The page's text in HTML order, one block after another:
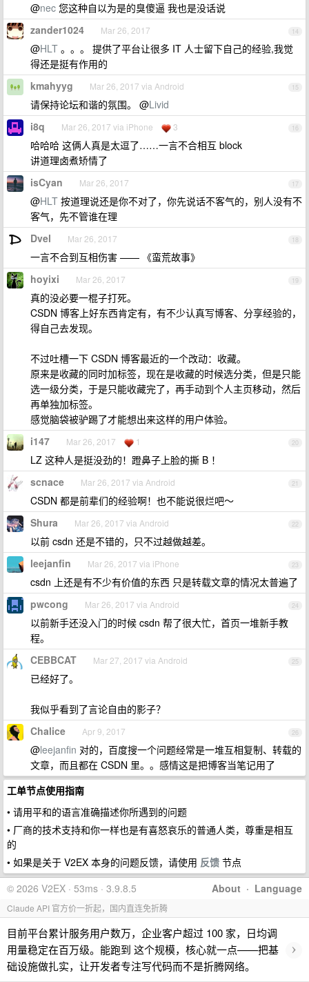
@nec 您这种自以为是的臭傻逼 我也是没话说
14
zander1024 Mar 26, 2017
@HLT 。。。 提供了平台让很多 IT 人士留下自己的经验,我觉
得还是挺有作用的
15
kmahyyg Mar 26, 2017 via Android
请保持论坛和谐的氛围。 @Livid
16
i8q Mar 26, 2017 via iPhone 3
哈哈哈 这俩人真是太逗了……一言不合相互 block
讲道理卤煮矫情了
17
isCyan Mar 26, 2017
@HLT 按道理说还是你不对了，你先说话不客气的，别人没有不
客气，先不管谁在理
18
Dvel Mar 26, 2017
一言不合到互相伤害 —— 《蛮荒故事》
19
hoyixi Mar 26, 2017
真的没必要一棍子打死。
CSDN 博客上好东西肯定有，有不少认真写博客、分享经验的，
得自己去发现。
不过吐槽一下 CSDN 博客最近的一个改动：收藏。
原来是收藏的同时加标签，现在是收藏的时候选分类，但是只能
选一级分类，于是只能收藏完了，再手动到个人主页移动，然后
再单独加标签。
感觉脑袋被驴踢了才能想出来这样的用户体验。
20
i147 Mar 26, 2017 1
LZ 这种人是挺没劲的！蹬鼻子上脸的撕 B ！
21
scnace Mar 26, 2017 via Android
CSDN 都是前辈们的经验啊！也不能说很烂吧～
22
Shura Mar 26, 2017 via Android
以前 csdn 还是不错的，只不过越做越差。
23
leejanfin Mar 26, 2017 via iPhone
csdn 上还是有不少有价值的东西 只是转载文章的情况太普遍了
24
pwcong Mar 26, 2017 via Android
以前新手还没入门的时候 csdn 帮了很大忙，首页一堆新手教
程。
25
CEBBCAT Mar 27, 2017 via Android
已经好了。
我似乎看到了言论自由的影子？
26
Chalice Apr 9, 2017
@leejanfin 对的，百度搜一个问题经常是一堆互相复制、转载的
文章，而且都在 CSDN 里。。感情这是把博客当笔记用了
工单节点使用指南
• 请用平和的语言准确描述你所遇到的问题
• 厂商的技术支持和你一样也是有喜怒哀乐的普通人类，尊重是相互
的
• 如果是关于 V2EX 本身的问题反馈，请使用 反馈 节点
About · Language
© 2026 V2EX · 53ms · 3.9.8.5
Claude API 官方价一折起，国内直连免折腾
目前平台累计服务用户数万，企业客户超过 100 家，日均调
用量稳定在百万级。能跑到 这个规模，核心就一点——把基
础设施做扎实，让开发者专注写代码而不是折腾网络。
›